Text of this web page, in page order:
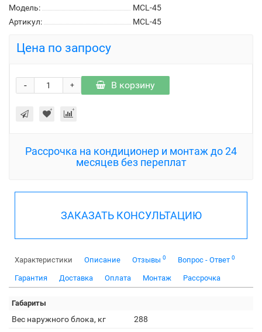
Модель:
MCL-45
Артикул:
MCL-45
Цена по запросу
+
- В корзину
Рассрочка на кондиционер и монтаж до 24
месяцев без переплат
ЗАКАЗАТЬ КОНСУЛЬТАЦИЮ
Характеристики Описание Отзывы 0 Вопрос - Ответ 0
Гарантия Доставка Оплата Монтаж Рассрочка
Габариты
Вес наружного блока, кг
288